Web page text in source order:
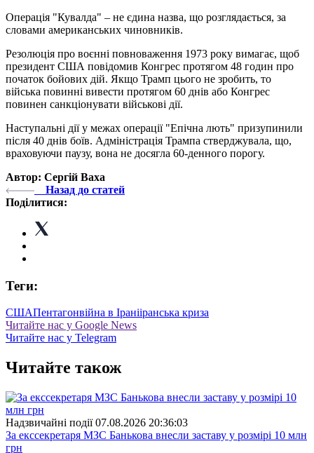
Операція "Кувалда" – не єдина назва, що розглядається, за
словами американських чиновників.
Резолюція про воєнні повноваження 1973 року вимагає, щоб
президент США повідомив Конгрес протягом 48 годин про
початок бойових дій. Якщо Трамп цього не зробить, то
війська повинні вивести протягом 60 днів або Конгрес
повинен санкціонувати військові дії.
Наступальні дії у межах операції "Епічна лють" призупинили
після 40 днів боїв. Адміністрація Трампа стверджувала, що,
враховуючи паузу, вона не досягла 60-денного порогу.
Автор: Сергій Ваха
Назад до статей
Поділитися:
Теги:
СШАПентагонвійна в Іранііранська криза
Читайте нас у Google News
Читайте нас у Telegram
Читайте також
Надзвичайні події 07.08.2026 20:36:03
За екссекретаря МЗС Банькова внесли заставу у розмірі 10 млн
грн